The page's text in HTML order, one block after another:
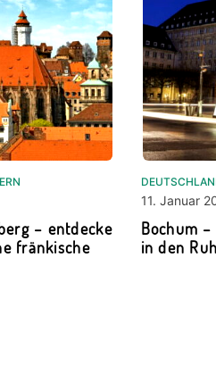
– entdecke
fränkische
11. Januar
Bochum
in den